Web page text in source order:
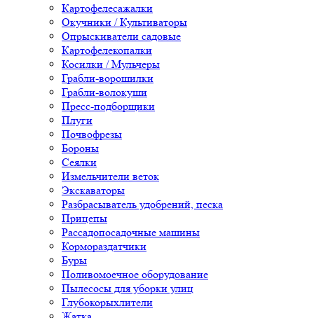
Картофелесажалки
Окучники / Культиваторы
Опрыскиватели садовые
Картофелекопалки
Косилки / Мульчеры
Грабли-ворошилки
Грабли-волокуши
Пресс-подборщики
Плуги
Почвофрезы
Бороны
Сеялки
Измельчители веток
Экскаваторы
Разбрасыватель удобрений, песка
Прицепы
Рассадопосадочные машины
Кормораздатчики
Буры
Поливомоечное оборудование
Пылесосы для уборки улиц
Глубокорыхлители